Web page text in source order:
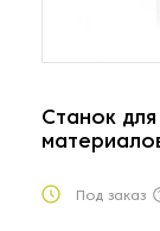
Станок
Под заказ